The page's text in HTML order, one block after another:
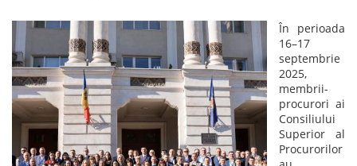
În perioada
16–17
septembrie
2025,
membrii-
procurori ai
Consiliului
Superior al
Procurorilor